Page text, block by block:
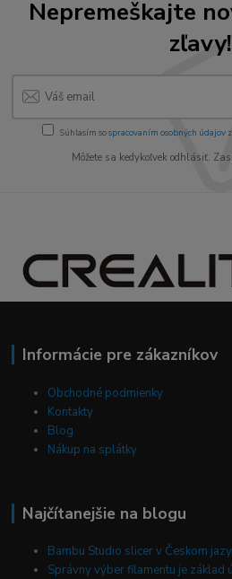
Nepremeškajte
zľavy!
Súhlasím sospracovaním osobných údajov
Môžete sa kedykoľvek odhlásiť.
Informácie pre zákazníkov
Obchodné podmienky
Kontakty
Blog
Nákup na splátky
Najčítanejšie na blogu
Bambu Studio slicer v Českom
Správny výber filamentu je základ